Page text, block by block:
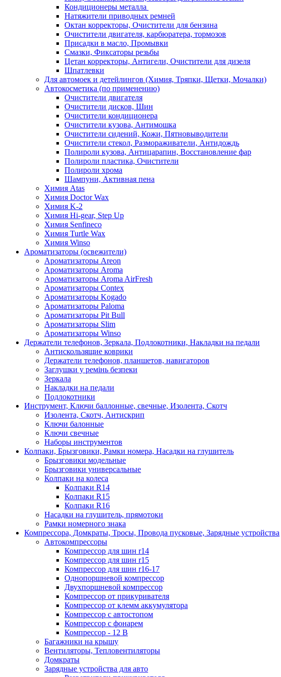
Кондиционеры металла
Натяжители приводных ремней
Октан корректоры, Очистители для бензина
Очистители двигателя, карбюратера, тормозов
Присадки в масло, Промывки
Смазки, Фиксаторы резьбы
Цетан корректоры, Антигели, Очистители для дизеля
Шпатлевки
Для автомоек и детейлингов (Химия, Тряпки, Щетки, Мочалки)
Автокосметика (по применению)
Очистители двигателя
Очистители дисков, Шин
Очистители кондиционера
Очистители кузова, Антимошка
Очистители сидений, Кожи, Пятновыводители
Очистители стекол, Размораживатели, Антидождь
Полироли кузова, Антицарапин, Восстановление фар
Полироли пластика, Очистители
Полироли хрома
Шампуни, Активная пена
Химия Atas
Химия Doctor Wax
Химия K-2
Химия Hi-gear, Step Up
Химия Senfineco
Химия Turtle Wax
Химия Winso
Ароматизаторы (освежители)
Ароматизаторы Areon
Ароматизаторы Aroma
Ароматизаторы Aroma AirFresh
Ароматизаторы Contex
Ароматизаторы Kogado
Ароматизаторы Paloma
Ароматизаторы Pit Bull
Ароматизаторы Slim
Ароматизаторы Winso
Держатели телефонов, Зеркала, Подлокотники, Накладки на педали
Антискользящие коврики
Держатели телефонов, планшетов, навигаторов
Заглушки у ремінь безпеки
Зеркала
Накладки на педали
Подлокотники
Инструмент, Ключи баллонные, свечные, Изолента, Скотч
Изолента, Скотч, Антискрип
Ключи балонные
Ключи свечные
Наборы инструментов
Колпаки, Брызговики, Рамки номера, Насадки на глушитель
Брызговики модельные
Брызговики универсальные
Колпаки на колеса
Колпаки R14
Колпаки R15
Колпаки R16
Насадки на глушитель, прямотоки
Рамки номерного знака
Компрессора, Домкраты, Тросы, Провода пусковые, Зарядные устройства
Автокомпрессоры
Компрессор для шин r14
Компрессор для шин r15
Компрессор для шин r16-17
Однопоршневой компрессор
Двухпоршневой компрессор
Компрессор от прикуривателя
Компрессор от клемм аккумулятора
Компрессор с автостопом
Компрессор с фонарем
Компрессор - 12 В
Багажники на крышу
Вентиляторы, Тепловентиляторы
Домкраты
Зарядные устройства для авто